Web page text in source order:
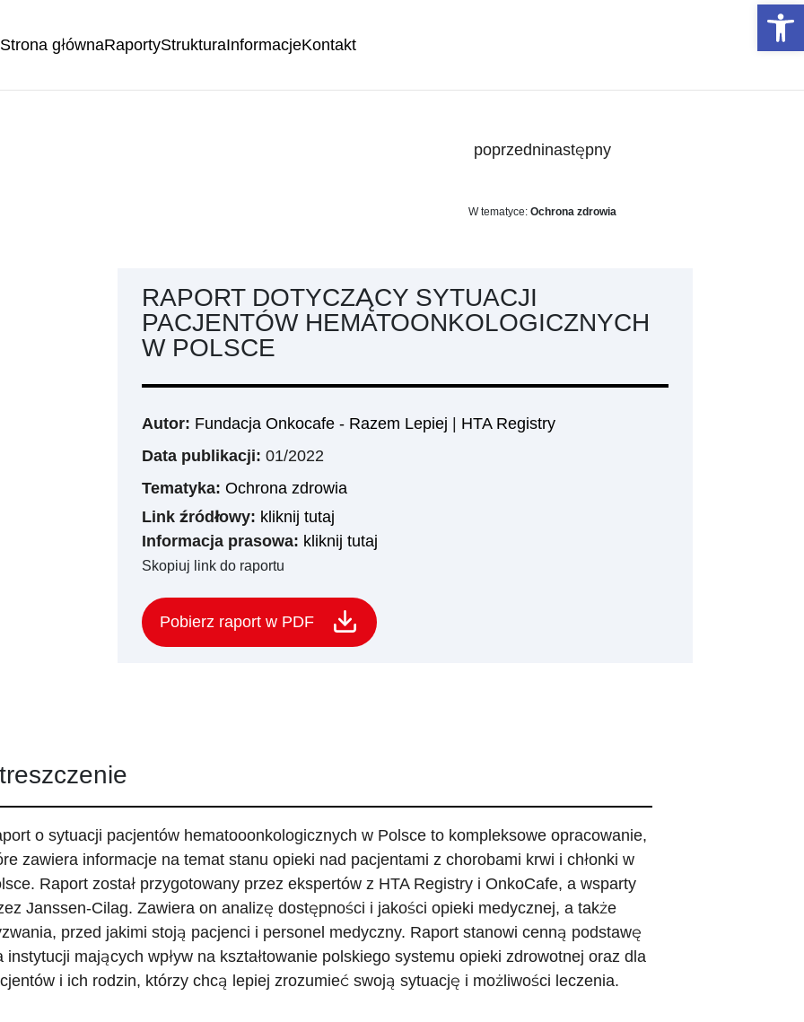
Strona głównaRaportyStrukturaInformacjeKontakt
poprzedninastępny
W tematyce: Ochrona zdrowia
RAPORT DOTYCZĄCY SYTUACJI
PACJENTÓW HEMATOONKOLOGICZNYCH
W POLSCE
Autor: Fundacja Onkocafe - Razem Lepiej | HTA Registry
Data publikacji: 01/2022
Tematyka: Ochrona zdrowia
Link źródłowy: kliknij tutaj
Informacja prasowa: kliknij tutaj
Skopiuj link do raportu
Pobierz raport w PDF
o sytuacji pacjentów hematooonkologicznych w Polsce to kompleksowe opracowanie,
zawiera informacje na temat stanu opieki nad pacjentami z chorobami krwi i chłonki w
Raport został przygotowany przez ekspertów z HTA Registry i OnkoCafe, a wsparty
Janssen-Cilag. Zawiera on analizę dostępności i jakości opieki medycznej, a także
przed jakimi stoją pacjenci i personel medyczny. Raport stanowi cenną podstawę
instytucji mających wpływ na kształtowanie polskiego systemu opieki zdrowotnej oraz dla
i ich rodzin, którzy chcą lepiej zrozumieć swoją sytuację i możliwości leczenia.